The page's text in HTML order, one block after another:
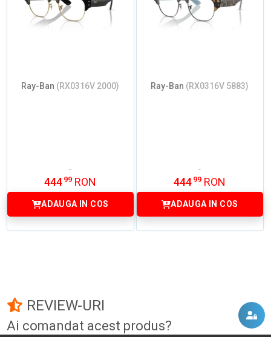
Ray-Ban (RX0316V 2000)
444 99 RON
ADAUGA IN COS
Ray-Ban (RX0316V 5883)
444 99 RON
ADAUGA IN COS
REVIEW-URI
Ai comandat acest produs?